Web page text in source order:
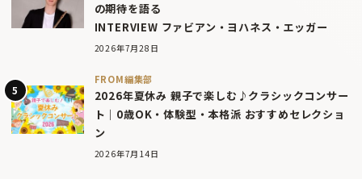
の期待を語る
INTERVIEW ファビアン・ヨハネス・エッガー
2026年7月28日
FROM編集部
2026年夏休み 親子で楽しむ♪クラシックコンサー
ト｜0歳OK・体験型・本格派 おすすめセレクショ
ン
2026年7月14日